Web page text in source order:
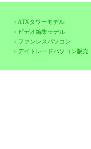
> ATXタワーモデル
> ビデオ編集モデル
> ファンレスパソコン
> デイトレードパソコン販売